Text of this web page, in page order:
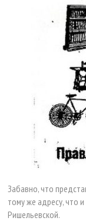
Забавно, что
тому же адресу, что
Ришельевской.